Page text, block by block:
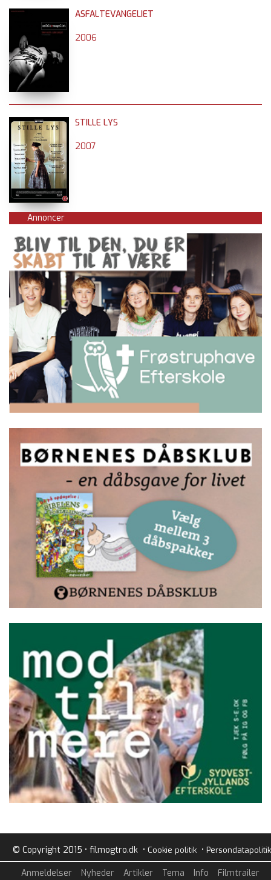
ASFALTEVANGELIET
2006
STILLE LYS
2007
Annoncer
© Copyright 2015 • filmogtro.dk • Cookie politik• Persondatapolitik
Anmeldelser Nyheder Artikler Tema Info Filmtrailer